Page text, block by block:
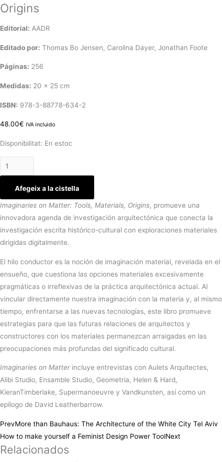
Origins
Editorial: AADR
Editado por: Thomas Bo Jensen, Carolina Dayer, Jonathan Foote
Páginas: 256
Medidas: 20 x 25 cm
ISBN: 978-3-88778-634-2
48.00€ IVA incluido
Disponibilitat: En estoc
Afegeix a la cistella
Imaginaries on Matter: Tools, Materials, Origins, promueve una
innovadora agenda de investigación arquitectónica que conecta la
investigación escrita histórico-cultural con exploraciones materiales
dirigidas digitalmente.
El hilo conductor es la noción de imaginación material, revelada en el
ensueño, que cuestiona las opciones materiales excesivamente
pragmáticas o irreflexivas de la práctica arquitectónica actual. Al
vincular directamente nuestra imaginación con la materia y, al mismo
tiempo, enfrentarse a las nuevas tecnologías, este libro promueve
estrategias para que las futuras relaciones de arquitectos y
constructores con los materiales permanezcan arraigadas en las
preocupaciones más profundas del significado cultural.
Imaginaries on Matterincluye entrevistas con Aulets Arquitectes,
Alibi Studio, Ensamble Studio, Geometria, Helen & Hard,
KieranTimberlake, Supermanoeuvre y Vandkunsten, así como un
epílogo de David Leatherbarrow.
PrevMore than Bauhaus: The Architecture of the White City Tel Aviv
How to make yourself a Feminist Design Power ToolNext
Relacionados